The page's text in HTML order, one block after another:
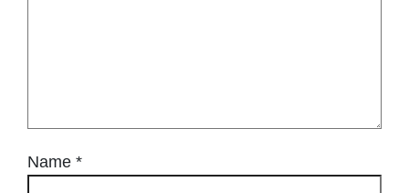
Name *